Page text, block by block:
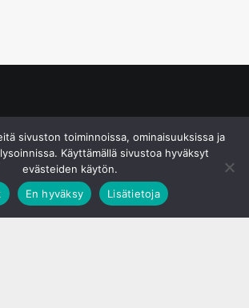
sivuston toiminnoissa, ominaisuuksissa ja
Käyttämällä sivustoa hyväksyt
evästeiden käytön.
En hyväksy Lisätietoja